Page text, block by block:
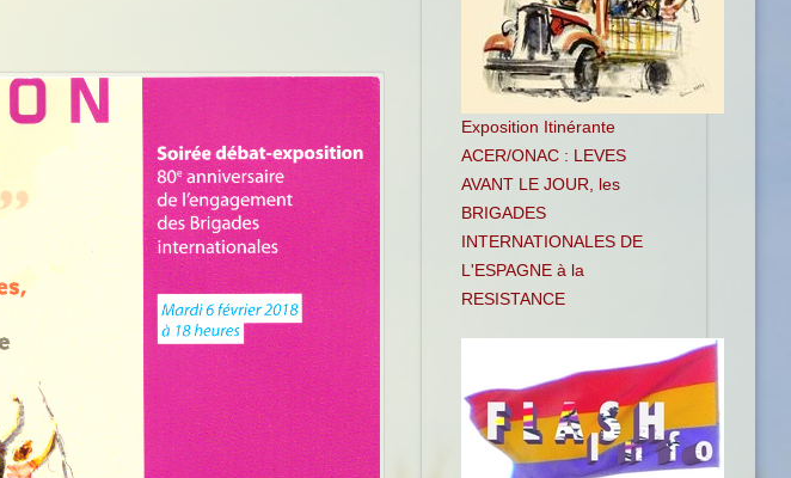
Exposition Itinérante
ACER/ONAC : LEVES
AVANT LE JOUR, les
BRIGADES
INTERNATIONALES DE
L'ESPAGNE à la
RESISTANCE